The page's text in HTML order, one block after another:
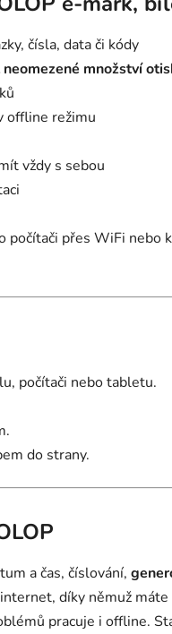
čísla, data či kódy
množství
offline režimu
vždy s sebou
počítači přes WiFi nebo
počítači nebo tabletu.
do strany.
a čas, číslování,
díky němuž
pracuje i offline.